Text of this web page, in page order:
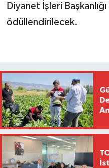
Diyanet İşleri
ödüllendirilecek.